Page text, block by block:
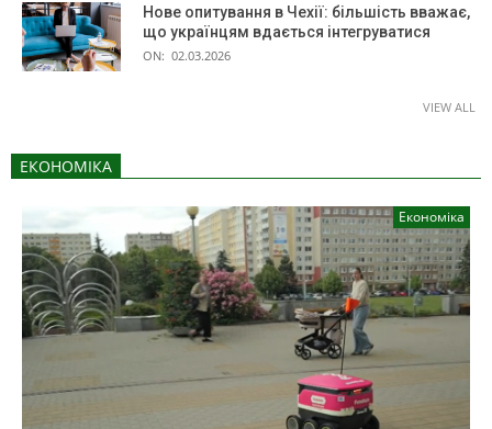
Нове опитування в Чехії: більшість вважає,
що українцям вдається інтегруватися
ON: 02.03.2026
VIEW ALL
ЕКОНОМІКА
Економіка